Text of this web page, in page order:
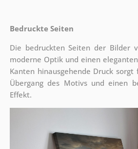
Bedruckte Seiten
Die bedruckten Seiten der Bilder
moderne Optik und einen
Kanten hinausgehende Druck
Übergang des Motivs und einen
Effekt.